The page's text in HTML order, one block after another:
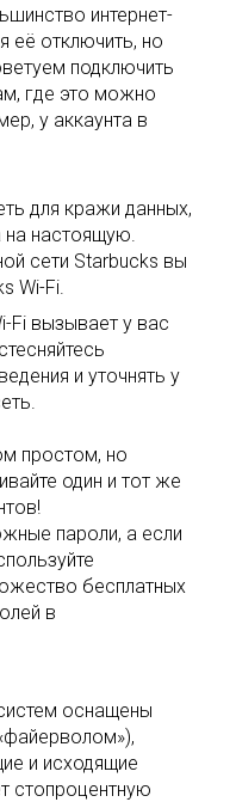
интернет-
её отключить, но
подключить
где это можно
у аккаунта в
для кражи данных,
настоящую.
сети Starbucks вы
Wi-Fi.
Fi вызывает у вас
и уточнять у
простом, но
один и тот же
пароли, а если
бесплатных
в
оснащены
и исходящие
стопроцентную